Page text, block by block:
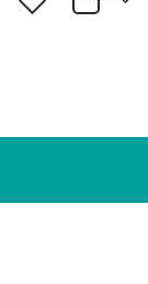
Carrello